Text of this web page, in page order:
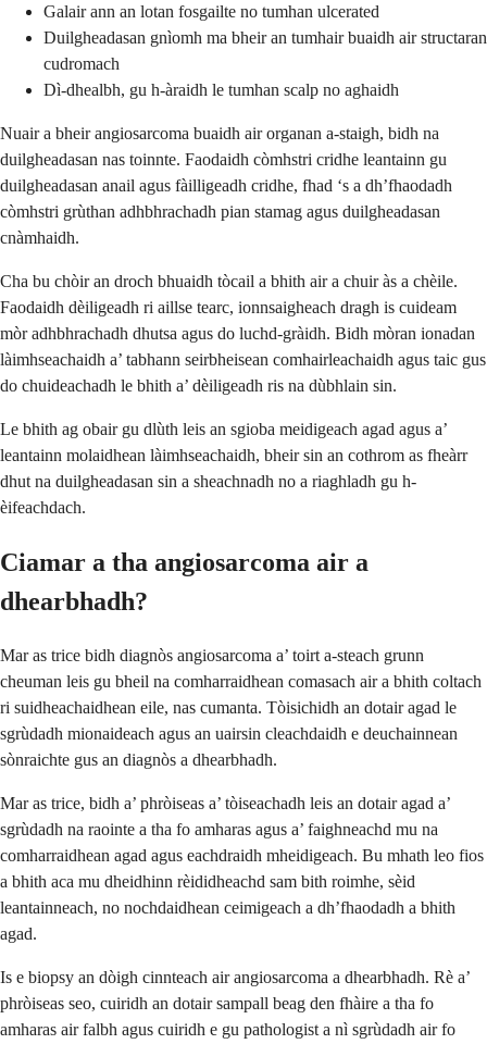
Galair ann an lotan fosgailte no tumhan ulcerated
Duilgheadasan gnìomh ma bheir an tumhair buaidh air structaran
cudromach
Dì-dhealbh, gu h-àraidh le tumhan scalp no aghaidh
Nuair a bheir angiosarcoma buaidh air organan a-staigh, bidh na
duilgheadasan nas toinnte. Faodaidh còmhstri cridhe leantainn gu
duilgheadasan anail agus fàilligeadh cridhe, fhad ‘s a dh’fhaodadh
còmhstri grùthan adhbhrachadh pian stamag agus duilgheadasan
cnàmhaidh.
Cha bu chòir an droch bhuaidh tòcail a bhith air a chuir às a chèile.
Faodaidh dèiligeadh ri aillse tearc, ionnsaigheach dragh is cuideam
mòr adhbhrachadh dhutsa agus do luchd-gràidh. Bidh mòran ionadan
làimhseachaidh a’ tabhann seirbheisean comhairleachaidh agus taic gus
do chuideachadh le bhith a’ dèiligeadh ris na dùbhlain sin.
Le bhith ag obair gu dlùth leis an sgioba meidigeach agad agus a’
leantainn molaidhean làimhseachaidh, bheir sin an cothrom as fheàrr
dhut na duilgheadasan sin a sheachnadh no a riaghladh gu h-
èifeachdach.
Ciamar a tha angiosarcoma air a
dhearbhadh?
Mar as trice bidh diagnòs angiosarcoma a’ toirt a-steach grunn
cheuman leis gu bheil na comharraidhean comasach air a bhith coltach
ri suidheachaidhean eile, nas cumanta. Tòisichidh an dotair agad le
sgrùdadh mionaideach agus an uairsin cleachdaidh e deuchainnean
sònraichte gus an diagnòs a dhearbhadh.
Mar as trice, bidh a’ phròiseas a’ tòiseachadh leis an dotair agad a’
sgrùdadh na raointe a tha fo amharas agus a’ faighneachd mu na
comharraidhean agad agus eachdraidh mheidigeach. Bu mhath leo fios
a bhith aca mu dheidhinn rèididheachd sam bith roimhe, sèid
leantainneach, no nochdaidhean ceimigeach a dh’fhaodadh a bhith
agad.
Is e biopsy an dòigh cinnteach air angiosarcoma a dhearbhadh. Rè a’
phròiseas seo, cuiridh an dotair sampall beag den fhàire a tha fo
amharas air falbh agus cuiridh e gu pathologist a nì sgrùdadh air fo